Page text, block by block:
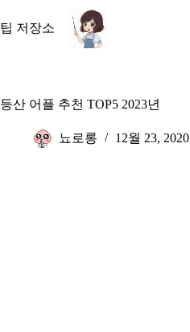
문
뛰
팁 저장소
등산 어플 추천 TOP5 2023년
뇨로롱 12월 23, 2020